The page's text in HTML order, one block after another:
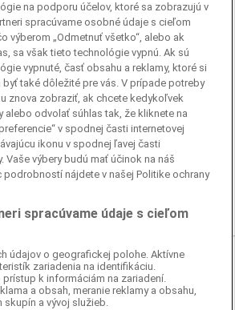
Epoch Times Slovensko
Publikovanie alebo ďalšie šírenie
na podporu účelov, ktoré sa zobrazujú v
spracúvame osobné údaje s cieľom
výberom „Odmetnuť všetko“, alebo ak
sa však tieto technológie vypnú. Ak sú
vypnuté, časť obsahu a reklamy, ktoré si
byť také dôležité pre vás. V prípade potreby
znova zobraziť, ak chcete kedykoľvek
alebo odvolať súhlas tak, že kliknete na
v spodnej časti internetovej
ikonu v spodnej ľavej časti
Vaše výbery budú mať účinok na náš
podrobností nájdete v našej Politike ochrany
spracúvame údaje s cieľom
údajov o geografickej polohe. Aktívne
zariadenia na identifikáciu.
prístup k informáciám na zariadení.
a obsah, meranie reklamy a obsahu,
skupín a vývoj služieb.